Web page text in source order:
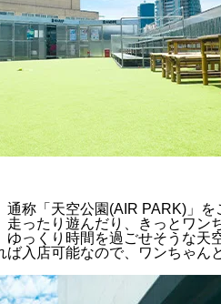
称「天空公園(AIR PARK)」を
ったり遊んだり、きっとワン
っくり時間を過ごせそうな天
入店可能なので、ワンちゃん